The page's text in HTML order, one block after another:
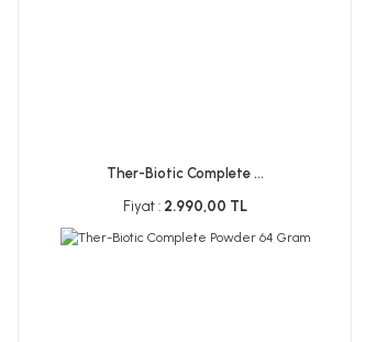
Ther-Biotic Complete ...
Fiyat : 2.990,00 TL